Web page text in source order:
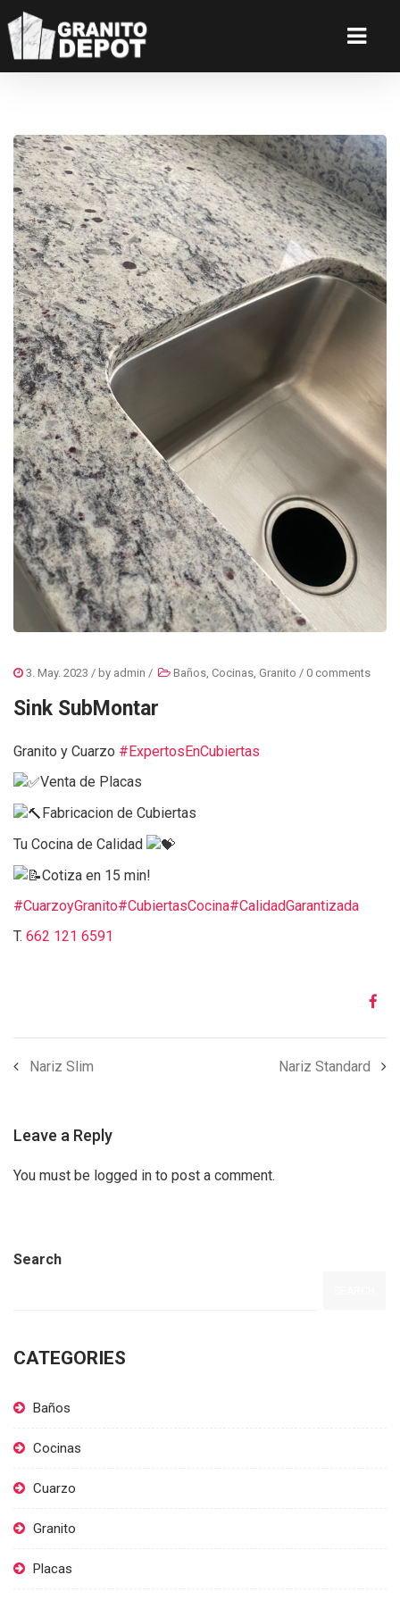
3. May. 2023 / by admin / Baños, Cocinas, Granito / 0 comments
Sink SubMontar
Granito y Cuarzo #ExpertosEnCubiertas
Venta de Placas
Fabricacion de Cubiertas
Tu Cocina de Calidad
Cotiza en 15 min!
#CuarzoyGranito#CubiertasCocina#CalidadGarantizada
T. 662 121 6591
Nariz Slim Nariz Standard
Leave a Reply
You must be logged in to post a comment.
Search
CATEGORIES
Baños
Cocinas
Cuarzo
Granito
Placas